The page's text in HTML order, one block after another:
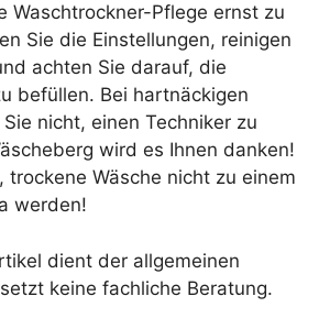
Waschtrockner-Pflege ernst zu
Sie die Einstellungen, reinigen
achten Sie darauf, die
befüllen. Bei hartnäckigen
nicht, einen Techniker zu
wird es Ihnen danken!
trockene Wäsche nicht zu einem
werden!
dient der allgemeinen
keine fachliche Beratung.